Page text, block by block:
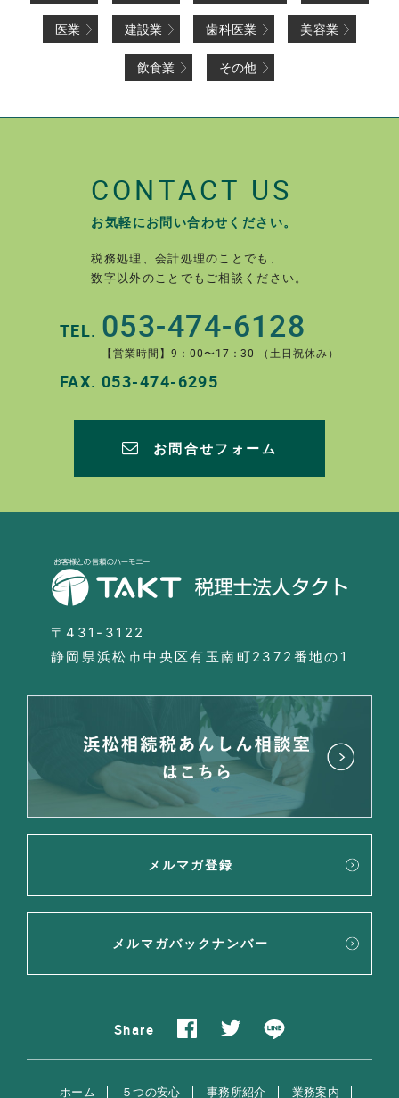
医業 建設業 歯科医業 美容業
飲食業 その他
CONTACT US
お気軽にお問い合わせください。
税務処理、会計処理のことでも、
数字以外のことでもご相談ください。
TEL. 053-474-6128
【営業時間】9：00〜17：30 （土日祝休み）
FAX. 053-474-6295
お問合せフォーム
〒431-3122
静岡県浜松市中央区有玉南町2372番地の1
メルマガ登録
メルマガバックナンバー
Share
ホーム ５つの安心 事務所紹介 業務案内